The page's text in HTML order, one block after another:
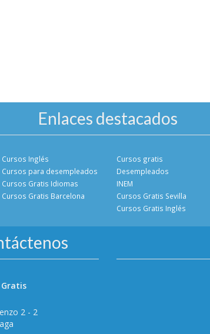
Enlaces destacados
Cursos Inglés
Cursos para desempleados
Cursos Gratis Idiomas
Cursos Gratis Barcelona
Cursos gratis
Desempleados
INEM
Cursos Gratis Sevilla
Cursos Gratis Inglés
Gratis
2 - 2